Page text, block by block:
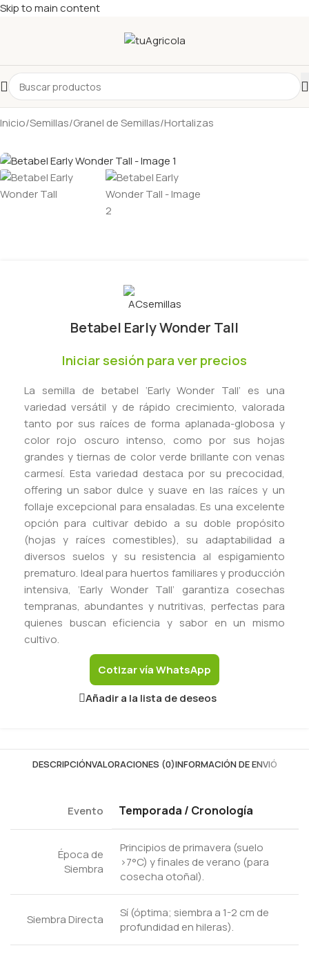
Skip to main content
Inicio/Semillas/Granel de Semillas/Hortalizas
Betabel Early Wonder Tall
Iniciar sesión para ver precios
La semilla de betabel ‘Early Wonder Tall’ es una
variedad versátil y de rápido crecimiento, valorada
tanto por sus raíces de forma aplanada-globosa y
color rojo oscuro intenso, como por sus hojas
grandes y tiernas de color verde brillante con venas
carmesí. Esta variedad destaca por su precocidad,
offering un sabor dulce y suave en las raíces y un
follaje excepcional para ensaladas. Es una excelente
opción para cultivar debido a su doble propósito
(hojas y raíces comestibles), su adaptabilidad a
diversos suelos y su resistencia al espigamiento
prematuro. Ideal para huertos familiares y producción
intensiva, ‘Early Wonder Tall’ garantiza cosechas
tempranas, abundantes y nutritivas, perfectas para
quienes buscan eficiencia y sabor en un mismo
cultivo.
Cotizar vía WhatsApp
Añadir a la lista de deseos
DESCRIPCIÓNVALORACIONES (0)INFORMACIÓN DE ENVIÓ
Evento Temporada / Cronología
Época de
Siembra
Principios de primavera (suelo
>7°C) y finales de verano (para
cosecha otoñal).
Siembra Directa
Sí (óptima; siembra a 1-2 cm de
profundidad en hileras).